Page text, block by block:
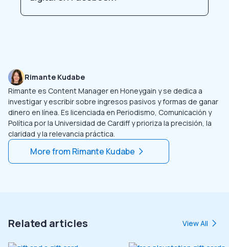
Rimante Kudabe
Rimante es Content Manager en Honeygain y se dedica a
investigar y escribir sobre ingresos pasivos y formas de ganar
dinero en línea. Es licenciada en Periodismo, Comunicación y
Política por la Universidad de Cardiff y prioriza la precisión, la
claridad y la relevancia práctica.
More from Rimante Kudabe
Related articles View All